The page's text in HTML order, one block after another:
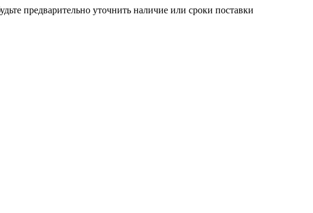
предварительно уточнить наличие или сроки поставки